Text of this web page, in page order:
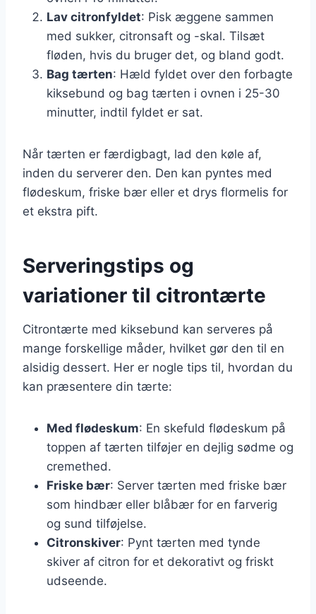
Lav citronfyldet: Pisk æggene sammen
med sukker, citronsaft og -skal. Tilsæt
fløden, hvis du bruger det, og bland godt.
Bag tærten: Hæld fyldet over den forbagte
kiksebund og bag tærten i ovnen i 25-30
minutter, indtil fyldet er sat.
Når tærten er færdigbagt, lad den køle af,
inden du serverer den. Den kan pyntes med
flødeskum, friske bær eller et drys flormelis for
et ekstra pift.
Serveringstips og
variationer til citrontærte
Citrontærte med kiksebund kan serveres på
mange forskellige måder, hvilket gør den til en
alsidig dessert. Her er nogle tips til, hvordan du
kan præsentere din tærte:
Med flødeskum: En skefuld flødeskum på
toppen af tærten tilføjer en dejlig sødme og
cremethed.
Friske bær: Server tærten med friske bær
som hindbær eller blåbær for en farverig
og sund tilføjelse.
Citronskiver: Pynt tærten med tynde
skiver af citron for et dekorativt og friskt
udseende.